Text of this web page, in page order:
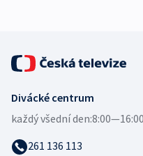
Divácké centrum
každý všední den:
261 136 113